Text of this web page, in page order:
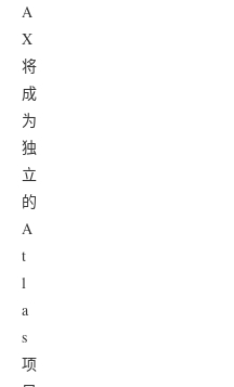
A
X
将
成
为
独
立
的
A
t
l
a
s
项